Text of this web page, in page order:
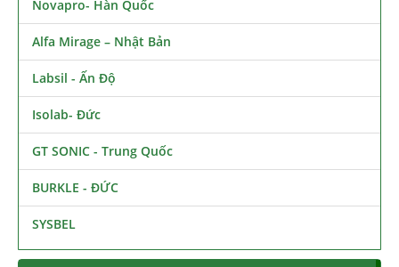
Novapro- Hàn Quốc
Alfa Mirage – Nhật Bản
Labsil - Ấn Độ
Isolab- Đức
GT SONIC - Trung Quốc
BURKLE - ĐỨC
SYSBEL